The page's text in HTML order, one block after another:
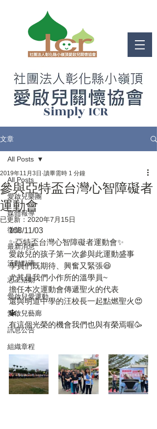
​Simply ICR
文章
All Posts
愛啟兒樂團
媒體報導
徵信
最新消息
活動點滴
志工活動
愛啟兒愛運動
愛啟兒藝廊
訊息公告
組織章程
All Posts
參與亞特盃台灣心智障礙者
運動會
2019年11月3日 讀畢需時 1 分鐘
已更新： 2020年7月15日
108/11/03
✨亞特盃台灣心智障礙者運動會✨
愛啟兒的孩子第一次參與此運動盛事
學員們既期待、興奮又緊張😆
尤其是我們小作所的溫學員~
擔任本次運動會傳遞聖火的代表
還與明道中學的汪校長一起點燃聖火😍
🔱
有這個光榮的機會我們也與有榮焉喔🥳